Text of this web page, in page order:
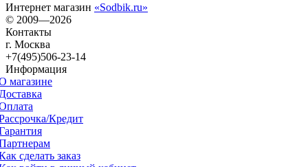
Интернет магазин «Sodbik.ru»
© 2009—2026
Контакты
г. Москва
+7(495)506-23-14
Информация
магазине
Кредит
сделать заказ